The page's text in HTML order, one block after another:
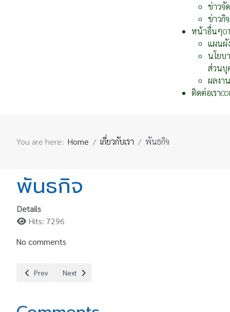
ข่าวจั
ข่าวกิ
หน้าอื่นๆ
แผนผั
นโยบ
ส่วนบุ
ผลงา
ติดต่อเรา
You are here: Home เกี่ยวกับเรา พันธกิจ
พันธกิจ
Details
Hits: 7296
No comments
Previous article: นโยบายการบริหารงาน
Prev Next article: วิสัยทัศน์
Next